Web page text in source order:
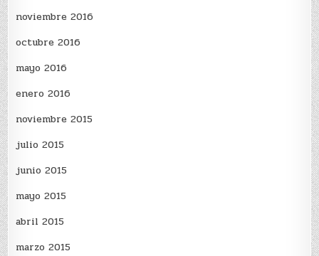
noviembre 2016
octubre 2016
mayo 2016
enero 2016
noviembre 2015
julio 2015
junio 2015
mayo 2015
abril 2015
marzo 2015